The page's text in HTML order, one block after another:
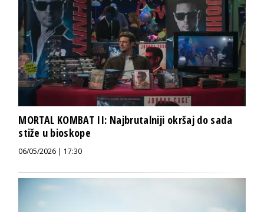
MORTAL KOMBAT II: Najbrutalniji okršaj do sada
stiže u bioskope
06/05/2026 | 17:30